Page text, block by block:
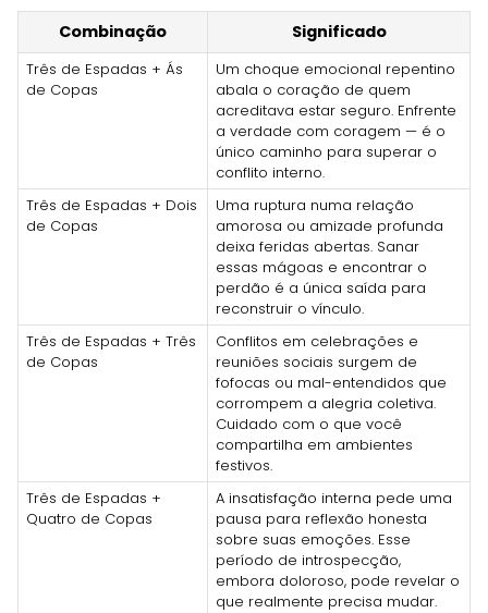
Combinação Significado
Três de Espadas + Ás
de Copas
Um choque emocional repentino
abala o coração de quem
acreditava estar seguro. Enfrente
a verdade com coragem — é o
único caminho para superar o
conflito interno.
Três de Espadas + Dois
de Copas
Uma ruptura numa relação
amorosa ou amizade profunda
deixa feridas abertas. Sanar
essas mágoas e encontrar o
perdão é a única saída para
reconstruir o vínculo.
Três de Espadas + Três
de Copas
Conflitos em celebrações e
reuniões sociais surgem de
fofocas ou mal-entendidos que
corrompem a alegria coletiva.
Cuidado com o que você
compartilha em ambientes
festivos.
Três de Espadas +
Quatro de Copas
A insatisfação interna pede uma
pausa para reflexão honesta
sobre suas emoções. Esse
período de introspecção,
embora doloroso, pode revelar o
que realmente precisa mudar.